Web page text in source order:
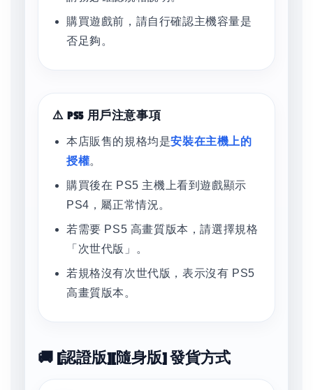
購買遊戲前，請自行確認主機容量是
否足夠。
⚠️ PS5 用戶注意事項
本店販售的規格均是安裝在主機上的
授權。
購買後在 PS5 主機上看到遊戲顯示
PS4，屬正常情況。
若需要 PS5 高畫質版本，請選擇規格
「次世代版」。
若規格沒有次世代版，表示沒有 PS5
高畫質版本。
🚚 [認證版][隨身版] 發貨方式